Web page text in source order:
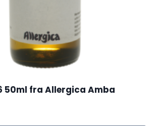
50ml fra Allergica Amba